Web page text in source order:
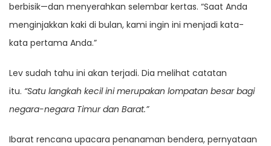
berbisik—dan menyerahkan selembar kertas. “Saat Anda
menginjakkan kaki di bulan, kami ingin ini menjadi kata-
kata pertama Anda.”
Lev sudah tahu ini akan terjadi. Dia melihat catatan
itu. “Satu langkah kecil ini merupakan lompatan besar bagi
negara-negara Timur dan Barat.”
Ibarat rencana upacara penanaman bendera, pernyataan